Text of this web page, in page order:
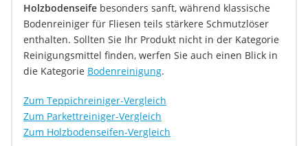
Holzbodenseife besonders sanft, während klassische
Bodenreiniger für Fliesen teils stärkere Schmutzlöser
enthalten. Sollten Sie Ihr Produkt nicht in der Kategorie
Reinigungsmittel finden, werfen Sie auch einen Blick in
die Kategorie Bodenreinigung.
Zum Teppichreiniger-Vergleich
Zum Parkettreiniger-Vergleich
Zum Holzbodenseifen-Vergleich